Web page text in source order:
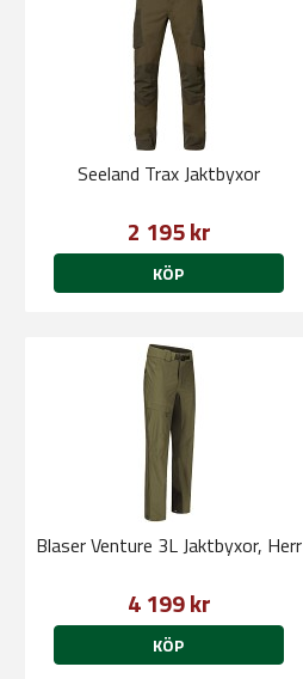
Seeland Trax Jaktbyxor
2 195 kr
KÖP
Blaser Venture 3L Jaktbyxor, Herr
4 199 kr
KÖP